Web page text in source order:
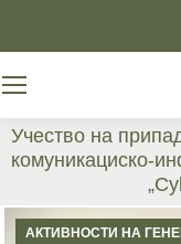
Учество на
комуникациско-
АКТИВНОСТИ НА